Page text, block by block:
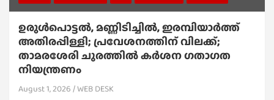
ഉരുൾപൊട്ടൽ, മണ്ണിടിച്ചിൽ, ഇരമ്പിയാര്‍ത്ത്
അതിരപ്പിള്ളി; പ്രവേശനത്തിന് വിലക്ക്;
താമരശേരി ചുരത്തില്‍ കര്‍ശന ഗതാഗത
നിയന്ത്രണം
August 1, 2026 WEB DESK